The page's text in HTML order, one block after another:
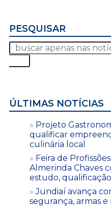
PESQUISAR
ÚLTIMAS NOTÍCIAS
Projeto
qualificar
culinária local
Feira de
Almerinda Chaves
estudo,
Jundiaí avança
segurança, armas